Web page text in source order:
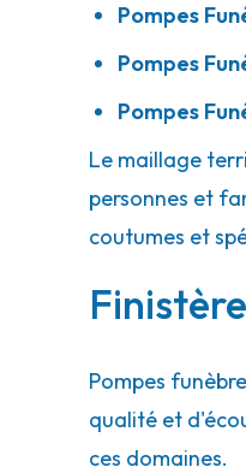
A votre
Funèbres
l'agence
A votre
Pompes
Pompes
Pompes
Le maillage
personnes et
coutumes et
Pompes
qualité et
ces domaines.